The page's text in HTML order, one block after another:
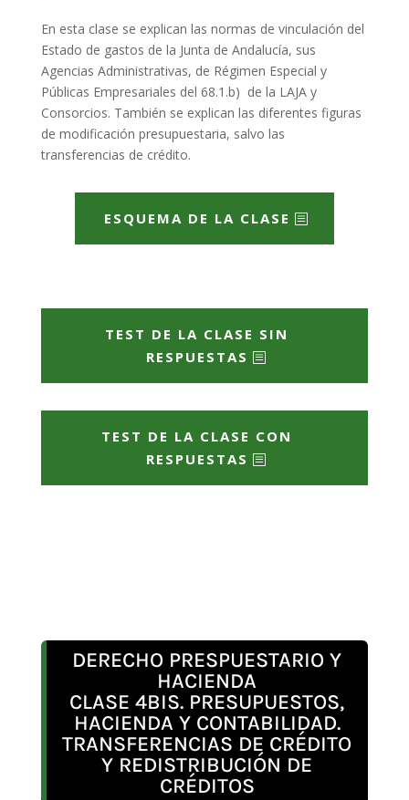
En esta clase se explican las normas de vinculación del
Estado de gastos de la Junta de Andalucía, sus
Agencias Administrativas, de Régimen Especial y
Públicas Empresariales del 68.1.b) de la LAJA y
Consorcios. También se explican las diferentes figuras
de modificación presupuestaria, salvo las
transferencias de crédito.
ESQUEMA DE LA CLASE
TEST DE LA CLASE SIN
RESPUESTAS
TEST DE LA CLASE CON
RESPUESTAS
DERECHO PRESPUESTARIO Y
HACIENDA
CLASE 4BIS. PRESUPUESTOS,
HACIENDA Y CONTABILIDAD.
TRANSFERENCIAS DE CRÉDITO
Y REDISTRIBUCIÓN DE
CRÉDITOS